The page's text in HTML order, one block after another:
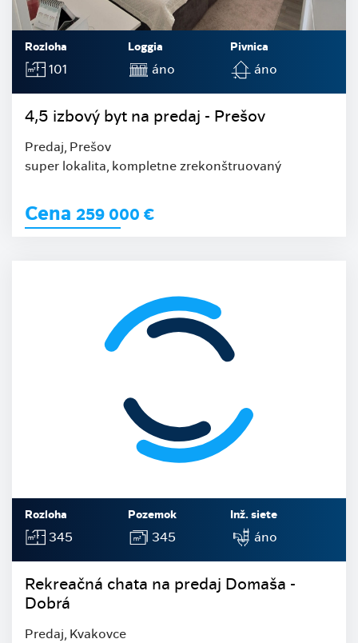
Rozloha
101
Loggia
áno
Pivnica
áno
4,5 izbový byt na predaj - Prešov
Predaj, Prešov
super lokalita, kompletne zrekonštruovaný
Cena 259 000 €
Rozloha
345
Pozemok
345
Inž. siete
áno
Rekreačná chata na predaj Domaša -
Dobrá
Predaj, Kvakovce